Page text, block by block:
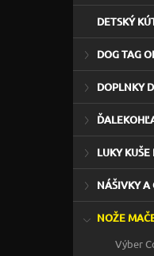
DETSKÝ
DOG TAG
DOPLNKY
LUKY
NÁŠIVKY A
NOŽE
Výber